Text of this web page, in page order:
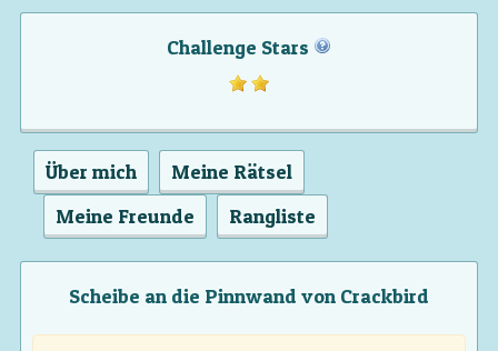
Challenge Stars
Über mich
Meine Rätsel
Meine Freunde
Rangliste
Scheibe an die Pinnwand von Crackbird